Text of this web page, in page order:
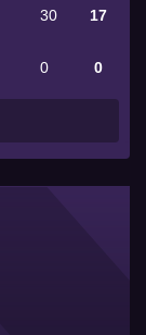
30 17
0 0